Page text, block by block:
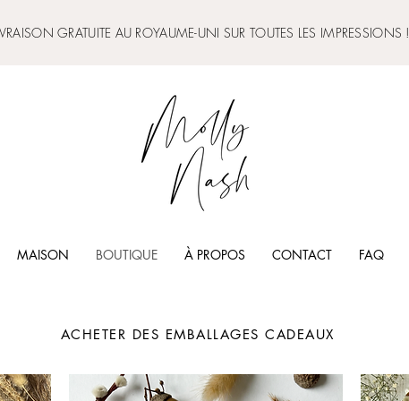
GRATUITE AU ROYAUME-UNI SUR TOUTES LES IMPRESSIONS !
MAISON BOUTIQUE À PROPOS CONTACT FAQ
ACHETER DES EMBALLAGES CADEAUX